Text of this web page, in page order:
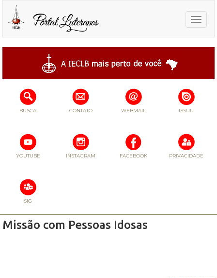
Toggle
BUSCA CONTATO WEBMAIL ISSUU
YOUTUBE INSTAGRAM FACEBOOK PRIVACIDADE
SIG
Missão com Pessoas Idosas